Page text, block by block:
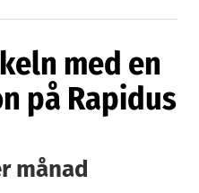
bara försvann. Det
betala ett dubbelt
och samtidigt
med en
på Rapidus
månad